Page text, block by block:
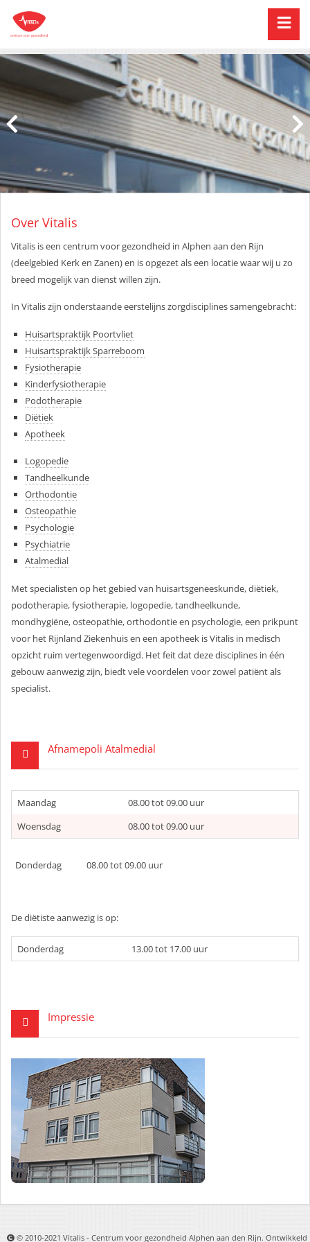
Over Vitalis
Vitalis is een centrum voor gezondheid in Alphen aan den Rijn
(deelgebied Kerk en Zanen) en is opgezet als een locatie waar wij u zo
breed mogelijk van dienst willen zijn.
In Vitalis zijn onderstaande eerstelijns zorgdisciplines samengebracht:
Huisartspraktijk Poortvliet
Huisartspraktijk Sparreboom
Fysiotherapie
Kinderfysiotherapie
Podotherapie
Diëtiek
Apotheek
Logopedie
Tandheelkunde
Orthodontie
Osteopathie
Psychologie
Psychiatrie
Atalmedial
Met specialisten op het gebied van huisartsgeneeskunde, diëtiek,
podotherapie, fysiotherapie, logopedie, tandheelkunde,
mondhygiëne, osteopathie, orthodontie en psychologie, een prikpunt
voor het Rijnland Ziekenhuis en een apotheek is Vitalis in medisch
opzicht ruim vertegenwoordigd. Het feit dat deze disciplines in één
gebouw aanwezig zijn, biedt vele voordelen voor zowel patiënt als
specialist.
Afnamepoli Atalmedial
Maandag
08.00 tot 09.00 uur
Woensdag
08.00 tot 09.00 uur
Donderdag 08.00 tot 09.00 uur
De diëtiste aanwezig is op:
Donderdag 13.00 tot 17.00 uur
Impressie
© 2010-2021 Vitalis - Centrum voor gezondheid Alphen aan den Rijn. Ontwikkeld